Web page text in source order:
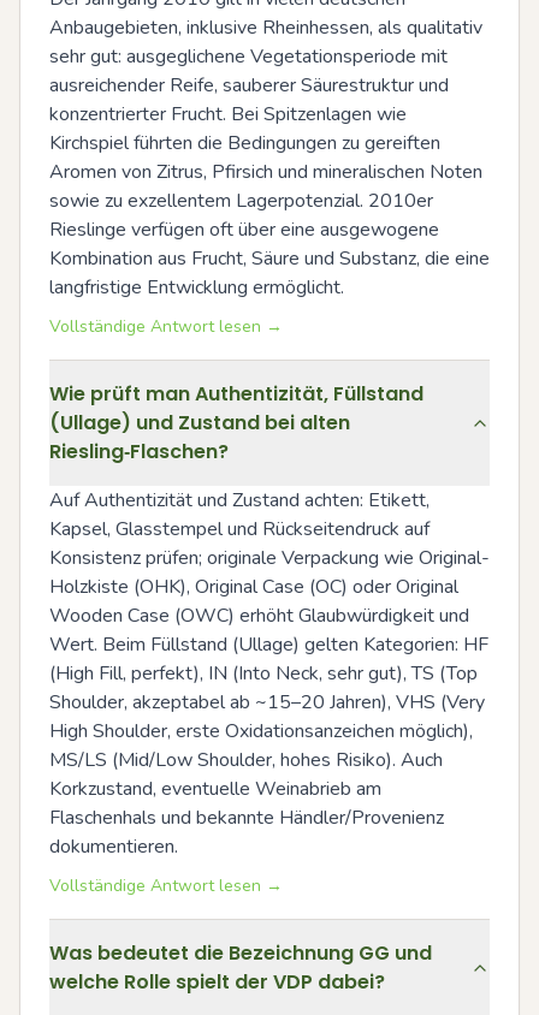
Anbaugebieten, inklusive Rheinhessen, als qualitativ
sehr gut: ausgeglichene Vegetationsperiode mit
ausreichender Reife, sauberer Säurestruktur und
konzentrierter Frucht. Bei Spitzenlagen wie
Kirchspiel führten die Bedingungen zu gereiften
Aromen von Zitrus, Pfirsich und mineralischen Noten
sowie zu exzellentem Lagerpotenzial. 2010er
Rieslinge verfügen oft über eine ausgewogene
Kombination aus Frucht, Säure und Substanz, die eine
langfristige Entwicklung ermöglicht.
Vollständige Antwort lesen →
Wie prüft man Authentizität, Füllstand
(Ullage) und Zustand bei alten
Riesling‑Flaschen?
Auf Authentizität und Zustand achten: Etikett,
Kapsel, Glasstempel und Rückseitendruck auf
Konsistenz prüfen; originale Verpackung wie Original-
Holzkiste (OHK), Original Case (OC) oder Original
Wooden Case (OWC) erhöht Glaubwürdigkeit und
Wert. Beim Füllstand (Ullage) gelten Kategorien: HF
(High Fill, perfekt), IN (Into Neck, sehr gut), TS (Top
Shoulder, akzeptabel ab ~15–20 Jahren), VHS (Very
High Shoulder, erste Oxidationsanzeichen möglich),
MS/LS (Mid/Low Shoulder, hohes Risiko). Auch
Korkzustand, eventuelle Weinabrieb am
Flaschenhals und bekannte Händler/Provenienz
dokumentieren.
Vollständige Antwort lesen →
Was bedeutet die Bezeichnung GG und
welche Rolle spielt der VDP dabei?